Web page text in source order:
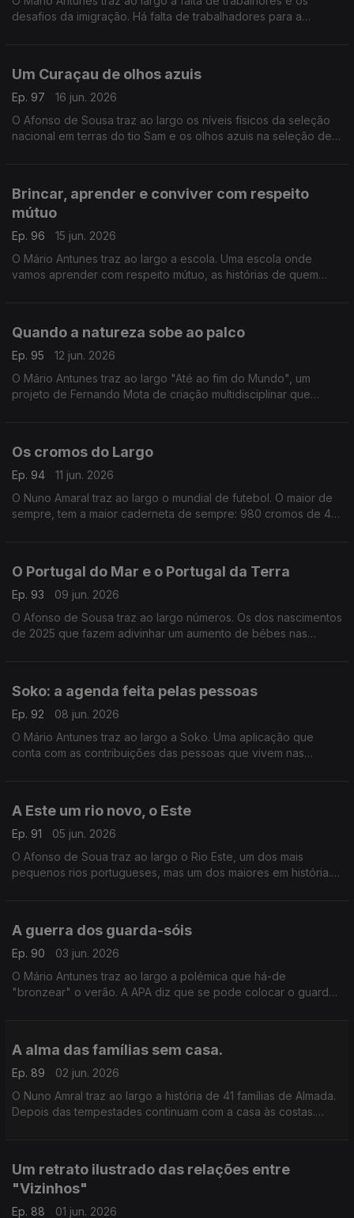
desafios da imigração. Há falta de trabalhadores para a
Um Curaçau de olhos azuis
Ep. 97
16 jun. 2026
O Afonso de Sousa traz ao largo os níveis físicos da seleção
nacional em terras do tio Sam e os olhos azuis na seleção de
Brincar, aprender e conviver com respeito
mútuo
Ep. 96
15 jun. 2026
O Mário Antunes traz ao largo a escola. Uma escola onde
vamos aprender com respeito mútuo, as histórias de quem
Quando a natureza sobe ao palco
Ep. 95
12 jun. 2026
O Mário Antunes traz ao largo "Até ao fim do Mundo", um
projeto de Fernando Mota de criação multidisciplinar que
Os cromos do Largo
Ep. 94
11 jun. 2026
O Nuno Amaral traz ao largo o mundial de futebol. O maior de
sempre, tem a maior caderneta de sempre: 980 cromos de 48
O Portugal do Mar e o Portugal da Terra
Ep. 93
09 jun. 2026
O Afonso de Sousa traz ao largo números. Os dos nascimentos
de 2025 que fazem adivinhar um aumento de bébes nas
Soko: a agenda feita pelas pessoas
Ep. 92
08 jun. 2026
O Mário Antunes traz ao largo a Soko. Uma aplicação que
conta com as contribuições das pessoas que vivem nas
A Este um rio novo, o Este
Ep. 91
05 jun. 2026
O Afonso de Soua traz ao largo o Rio Este, um dos mais
pequenos rios portugueses, mas um dos maiores em história.
A guerra dos guarda-sóis
Ep. 90
03 jun. 2026
O Mário Antunes traz ao largo a polémica que há-de
"bronzear" o verão. A APA diz que se pode colocar o guarda-
A alma das famílias sem casa.
Ep. 89
02 jun. 2026
O Nuno Amral traz ao largo a história de 41 famílias de Almada.
Depois das tempestades continuam com a casa às costas.
Um retrato ilustrado das relações entre
"Vizinhos"
Ep. 88
01 jun. 2026